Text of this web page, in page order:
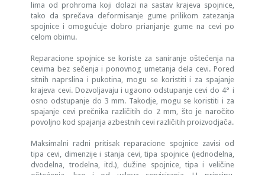
lima od prohroma koji dolazi na sastav krajeva spojnice,
tako da sprečava deformisanje gume prilikom zatezanja
spojnice i omogućuje dobro prianjanje gume na cevi po
celom obimu.
Reparacione spojnice se koriste za saniranje oštećenja na
cevima bez sečenja i ponovnog umetanja dela cevi. Pored
sitnih naprslina i pukotina, mogu se koristiti i za spajanje
krajeva cevi. Dozvoljavaju i ugaono odstupanje cevi do 4° i
osno odstupanje do 3 mm. Takodje, mogu se koristiti i za
spajanje cevi prečnika različitih do 2 mm, što je naročito
povoljno kod spajanja azbestnih cevi različitih proizvodjača.
Maksimalni radni pritisak reparacione spojnice zavisi od
tipa cevi, dimenzije i stanja cevi, tipa spojnice (jednodelna,
dvodelna, trodelna, itd.), dužine spojnice, tipa i veličine